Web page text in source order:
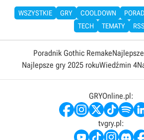
WSZYSTKIE GRY COOLDOWN
TECH
TEMATY RSS
Poradnik Gothic Remake
Najlepsze gry 2025 rokuWiedźmin 4
GRYOnline.pl:
tvgry.pl: